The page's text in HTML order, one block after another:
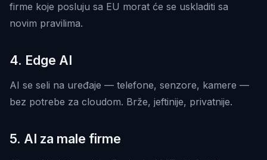
firme koje posluju sa EU morat će se uskladiti sa
novim pravilima.
4. Edge AI
AI se seli na uređaje — telefone, senzore, kamere —
bez potrebe za cloudom. Brže, jeftinije, privatnije.
5. AI za male firme